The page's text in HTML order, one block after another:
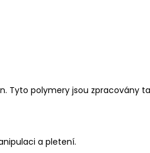
Tyto polymery jsou zpracovány
a pletení.